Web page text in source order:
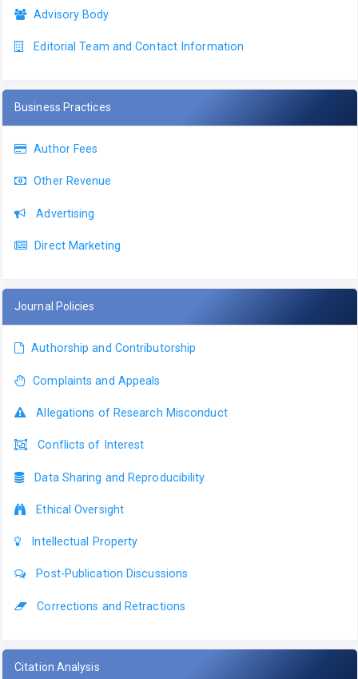
Advisory Body
Editorial Team and Contact Information
Business Practices
Author Fees
Other Revenue
Advertising
Direct Marketing
Journal Policies
Authorship and Contributorship
Complaints and Appeals
Allegations of Research Misconduct
Conflicts of Interest
Data Sharing and Reproducibility
Ethical Oversight
Intellectual Property
Post-Publication Discussions
Corrections and Retractions
Citation Analysis